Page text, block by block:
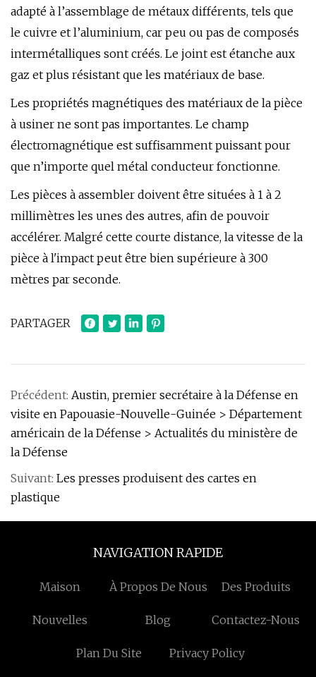
adapté à l’assemblage de métaux différents, tels que
le cuivre et l’aluminium, car peu ou pas de composés
intermétalliques sont créés. Le joint est étanche aux
gaz et plus résistant que les matériaux de base.
Les propriétés magnétiques des matériaux de la pièce
à usiner ne sont pas importantes. Le champ
électromagnétique est suffisamment puissant pour
que n’importe quel métal conducteur fonctionne.
Les pièces à assembler doivent être situées à 1 à 2
millimètres les unes des autres, afin de pouvoir
accélérer. Malgré cette courte distance, la vitesse de la
pièce à l'impact peut être bien supérieure à 300
mètres par seconde.
PARTAGER
Précédent: Austin, premier secrétaire à la Défense en
visite en Papouasie-Nouvelle-Guinée > Département
américain de la Défense > Actualités du ministère de
la Défense
Suivant: Les presses produisent des cartes en
plastique
NAVIGATION RAPIDE
Maison À Propos De Nous Des Produits
Nouvelles Blog Contactez-Nous
Plan Du Site Privacy Policy